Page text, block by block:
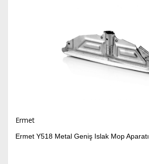
Ermet
Ermet Y518 Metal Geniş Islak Mop Aparatı